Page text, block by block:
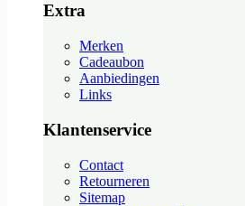
Extra
Merken
Cadeaubon
Aanbiedingen
Links
Klantenservice
Contact
Retourneren
Sitemap